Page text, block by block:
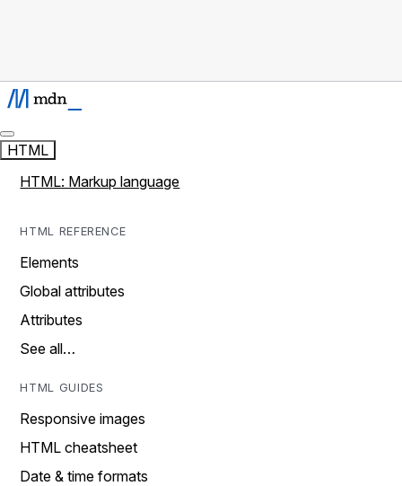
HTML
HTML: Markup language
HTML REFERENCE
Elements
Global attributes
Attributes
See all…
HTML GUIDES
Responsive images
HTML cheatsheet
Date & time formats